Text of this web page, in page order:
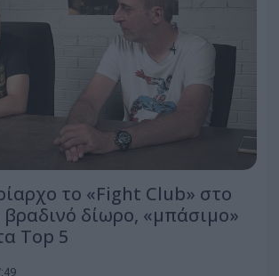
το «Fight Club» στο
βραδινό δίωρο, «μπάσιμο»
Top 5